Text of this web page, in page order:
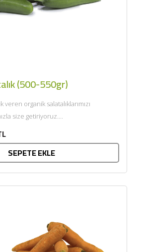
(500-550gr)
veren organik salatalıklarımızı
size getiriyoruz....
SEPETE EKLE